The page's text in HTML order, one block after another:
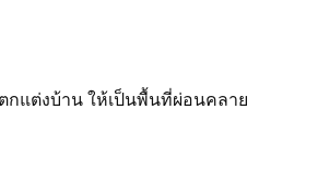
ตกแต่งบ้าน ให้เป็นพื้นที่ผ่อนคลาย